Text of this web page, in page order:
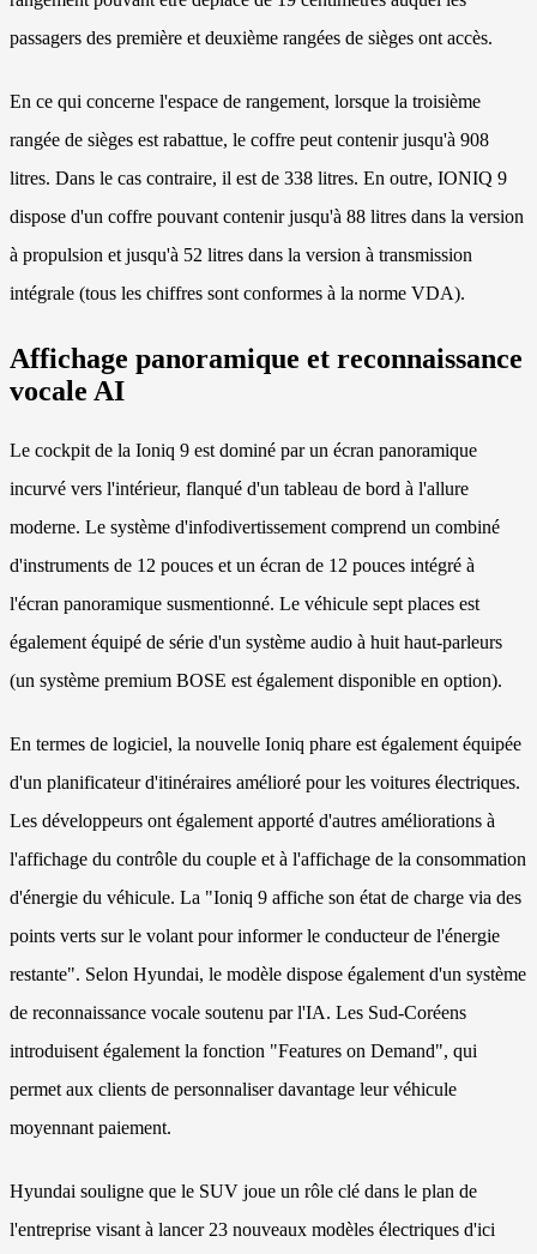
passagers des première et deuxième rangées de sièges ont accès.
En ce qui concerne l'espace de rangement, lorsque la troisième
rangée de sièges est rabattue, le coffre peut contenir jusqu'à 908
litres. Dans le cas contraire, il est de 338 litres. En outre, IONIQ 9
dispose d'un coffre pouvant contenir jusqu'à 88 litres dans la version
à propulsion et jusqu'à 52 litres dans la version à transmission
intégrale (tous les chiffres sont conformes à la norme VDA).
Affichage panoramique et reconnaissance
vocale AI
Le cockpit de la Ioniq 9 est dominé par un écran panoramique
incurvé vers l'intérieur, flanqué d'un tableau de bord à l'allure
moderne. Le système d'infodivertissement comprend un combiné
d'instruments de 12 pouces et un écran de 12 pouces intégré à
l'écran panoramique susmentionné. Le véhicule sept places est
également équipé de série d'un système audio à huit haut-parleurs
(un système premium BOSE est également disponible en option).
En termes de logiciel, la nouvelle Ioniq phare est également équipée
d'un planificateur d'itinéraires amélioré pour les voitures électriques.
Les développeurs ont également apporté d'autres améliorations à
l'affichage du contrôle du couple et à l'affichage de la consommation
d'énergie du véhicule. La "Ioniq 9 affiche son état de charge via des
points verts sur le volant pour informer le conducteur de l'énergie
restante". Selon Hyundai, le modèle dispose également d'un système
de reconnaissance vocale soutenu par l'IA. Les Sud-Coréens
introduisent également la fonction "Features on Demand", qui
permet aux clients de personnaliser davantage leur véhicule
moyennant paiement.
Hyundai souligne que le SUV joue un rôle clé dans le plan de
l'entreprise visant à lancer 23 nouveaux modèles électriques d'ici